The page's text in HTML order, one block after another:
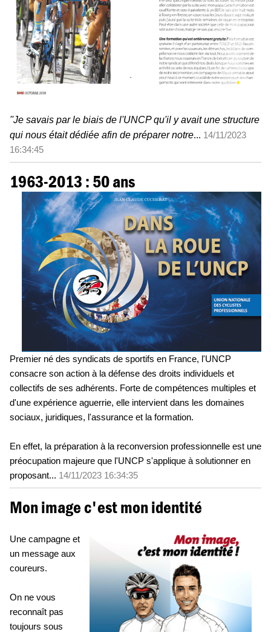
''Je savais par le biais de l'UNCP qu'il y avait une structure
qui nous était dédiée afin de préparer notre... 14/11/2023
16:34:45
1963-2013 : 50 ans
Premier né des syndicats de sportifs en France, l'UNCP
consacre son action à la défense des droits individuels et
collectifs de ses adhérents. Forte de compétences multiples et
d'une expérience aguerrie, elle intervient dans les domaines
sociaux, juridiques, l'assurance et la formation.
En effet, la préparation à la reconversion professionnelle est une
préocupation majeure que l'UNCP s'applique à solutionner en
proposant... 14/11/2023 16:34:35
Mon image c'est mon identité
Une campagne et
un message aux
coureurs.
On ne vous
reconnaît pas
toujours sous